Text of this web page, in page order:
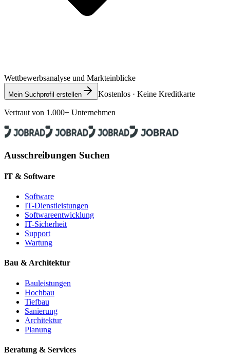
Wettbewerbsanalyse und Markteinblicke
Mein Suchprofil erstellen Kostenlos · Keine Kreditkarte
Vertraut von 1.000+ Unternehmen
Ausschreibungen Suchen
IT & Software
Software
IT-Dienstleistungen
Softwareentwicklung
IT-Sicherheit
Support
Wartung
Bau & Architektur
Bauleistungen
Hochbau
Tiefbau
Sanierung
Architektur
Planung
Beratung & Services